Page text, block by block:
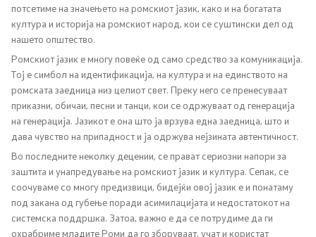
Органи во состав
Национални координатори
Генерален Секретаријат
Односи со јавност
Канцеларија на портпарол
Медија центар
потсетиме на значењето на ромскиот јазик, како и на богатата
култура и историја на ромскиот народ, кои се суштински дел од
нашето општество.
Ромскиот јазик е многу повеќе од само средство за комуникација.
Тој е симбол на идентификација, на култура и на единството на
ромската заедница низ целиот свет. Преку него се пренесуваат
приказни, обичаи, песни и танци, кои се одржуваат од генерација
на генерација. Јазикот е она што ја врзува една заедница, што и
дава чувство на припадност и ја одржува нејзината автентичност.
Во последните неколку децении, се прават сериозни напори за
заштита и унапредување на ромскиот јазик и култура. Сепак, се
соочуваме со многу предизвици, бидејќи овој јазик е и понатаму
под закана од губење поради асимилацијата и недостатокот на
системска поддршка. Затоа, важно е да се потрудиме да ги
охрабриме младите Роми да го зборуваат, учат и користат